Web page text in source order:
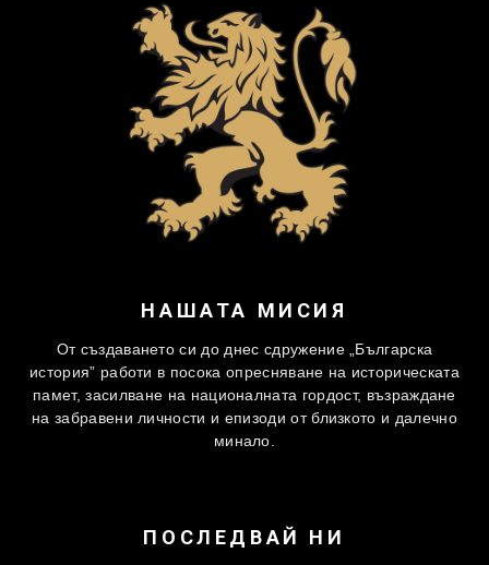
НАШАТА МИСИЯ
От създаването си до днес сдружение „Българска
история” работи в посока опресняване на историческата
памет, засилване на националната гордост, възраждане
на забравени личности и епизоди от близкото и далечно
минало.
ПОСЛЕДВАЙ НИ